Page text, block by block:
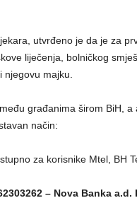
utvrđeno je da je za
liječenja, bolničkog
majku.
građanima širom BiH, a
način:
za korisnike Mtel, BH
– Nova Banka a.d.